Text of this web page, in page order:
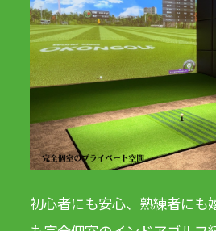
初心者にも安心、熟練者にも